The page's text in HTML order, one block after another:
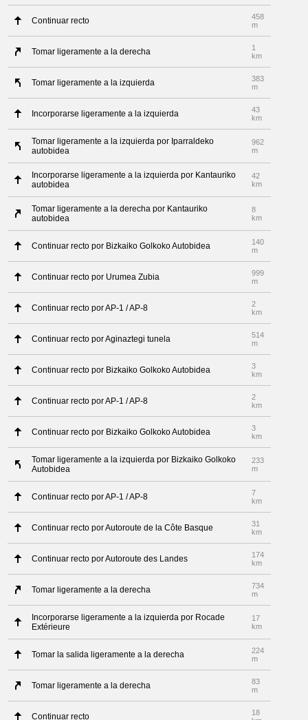
Continuar recto
458
m
Tomar ligeramente a la derecha
1
km
Tomar ligeramente a la izquierda
383
m
Incorporarse ligeramente a la izquierda
43
km
Tomar ligeramente a la izquierda por Iparraldeko
autobidea
962
m
Incorporarse ligeramente a la izquierda por Kantauriko
autobidea
42
km
Tomar ligeramente a la derecha por Kantauriko
autobidea
8
km
Continuar recto por Bizkaiko Golkoko Autobidea
140
m
Continuar recto por Urumea Zubia
999
m
Continuar recto por AP-1 / AP-8
2
km
Continuar recto por Aginaztegi tunela
514
m
Continuar recto por Bizkaiko Golkoko Autobidea
3
km
Continuar recto por AP-1 / AP-8
2
km
Continuar recto por Bizkaiko Golkoko Autobidea
3
km
Tomar ligeramente a la izquierda por Bizkaiko Golkoko
Autobidea
233
m
Continuar recto por AP-1 / AP-8
7
km
Continuar recto por Autoroute de la Côte Basque
31
km
Continuar recto por Autoroute des Landes
174
km
Tomar ligeramente a la derecha
734
m
Incorporarse ligeramente a la izquierda por Rocade
Extérieure
17
km
Tomar la salida ligeramente a la derecha
224
m
Tomar ligeramente a la derecha
83
m
Continuar recto
18